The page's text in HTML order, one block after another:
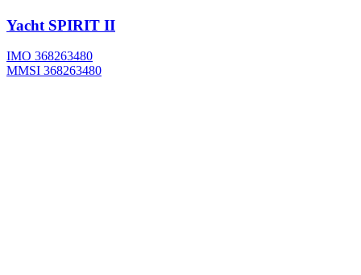
Yacht SPIRIT II
IMO 368263480
MMSI 368263480